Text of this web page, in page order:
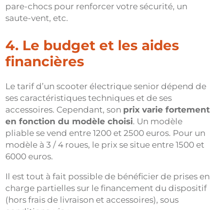
pare-chocs pour renforcer votre sécurité, un
saute-vent, etc.
4. Le budget et les aides
financières
Le tarif d’un scooter électrique senior dépend de
ses caractéristiques techniques et de ses
accessoires. Cependant, son prix varie fortement
en fonction du modèle choisi. Un modèle
pliable se vend entre 1200 et 2500 euros. Pour un
modèle à 3 / 4 roues, le prix se situe entre 1500 et
6000 euros.
Il est tout à fait possible de bénéficier de prises en
charge partielles sur le financement du dispositif
(hors frais de livraison et accessoires), sous